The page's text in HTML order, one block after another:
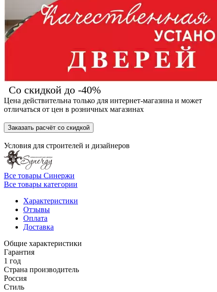
Со скидкой до -40%
Цена действительна только для интернет-магазина и может
отличаться от цен в розничных магазинах
Заказать расчёт со скидкой
Условия для строителей и дизайнеров
Все товары Синержи
Все товары категории
Характеристики
Отзывы
Оплата
Доставка
Общие характеристики
Гарантия
1 год
Страна производитель
Россия
Стиль